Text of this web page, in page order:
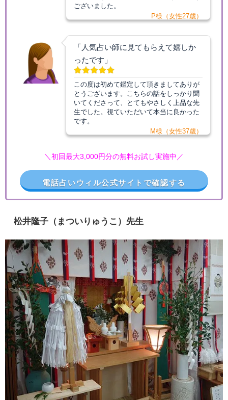
ございました。
P様（女性27歳）
「人気占い師に見てもらえて嬉しか
ったです」
この度は初めて鑑定して頂きましてありが
とうございます。こちらの話をしっかり聞
いてくださって、とてもやさしく上品な先
生でした。視ていただいて本当に良かった
です。
M様（女性37歳）
＼初回最大3,000円分の無料お試し実施中／
電話占いウィル公式サイトで確認する
松井隆子（まついりゅうこ）先生